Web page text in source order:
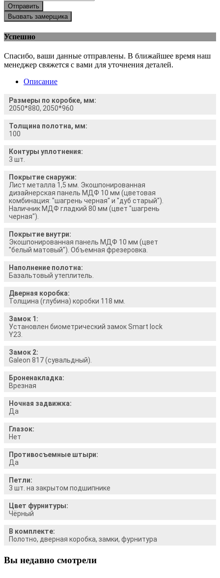
Отправить
Вызвать замерщика
Успешно
Спасибо, ваши данные отправлены. В ближайшее время наш
менеджер свяжется с вами для уточнения деталей.
Описание
Размеры по коробке, мм:
2050*880, 2050*960
Толщина полотна, мм:
100
Контуры уплотнения:
3 шт.
Покрытие снаружи:
Лист металла 1,5 мм. Экошпонированная
дизайнерская панель МДФ 10 мм (цветовая
комбинация: "шагрень черная" и "дуб старый").
Наличник МДФ гладкий 80 мм (цвет "шагрень
черная").
Покрытие внутри:
Экошпонированная панель МДФ 10 мм (цвет
"белый матовый"). Объемная фрезеровка.
Наполнение полотна:
Базальтовый утеплитель.
Дверная коробка:
Толщина (глубина) коробки 118 мм.
Замок 1:
Установлен биометрический замок Smart lock
Y23.
Замок 2:
Galeon 817 (сувальдный).
Броненакладка:
Врезная
Ночная задвижка:
Да
Глазок:
Нет
Противосъемные штыри:
Да
Петли:
3 шт. на закрытом подшипнике
Цвет фурнитуры:
Чёрный
В комплекте:
Полотно, дверная коробка, замки, фурнитура
Вы недавно смотрели